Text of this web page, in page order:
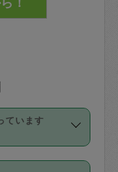
ています
。3時間を